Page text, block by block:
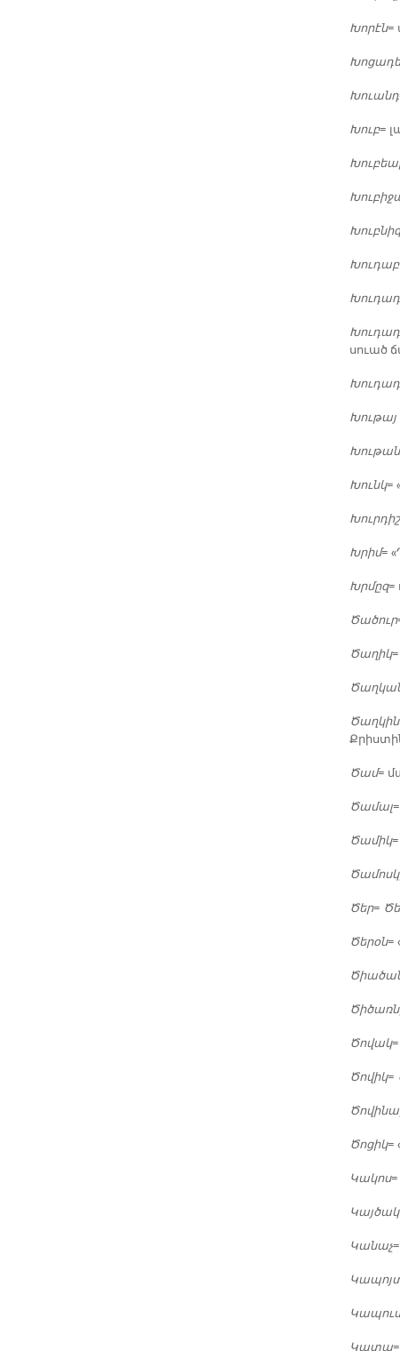
Խո­րէն=
Խուանդ
Խուբ=
սուած
Խու­թան
Խունկ=
Խուր­դիշ
Խրիմ=
Խրմըզ=
Ծա­ծուր
Ծա­ղիկ
Ծամ=
Ծա­մալ
Ծա­միկ
Ծեր=
Ծե­րօն=
Ծո­վակ
Ծո­վիկ=
Ծո­ցիկ=
Կա­կոս
Կայ­ծակ
Կա­նաչ
Կա­տա